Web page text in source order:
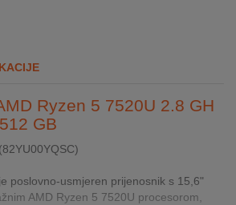
Ryzen 5 7520U 2.8 GH
GB
poslovno-usmjeren prijenosnik s 15,6"
AMD Ryzen 5 7520U procesorom,